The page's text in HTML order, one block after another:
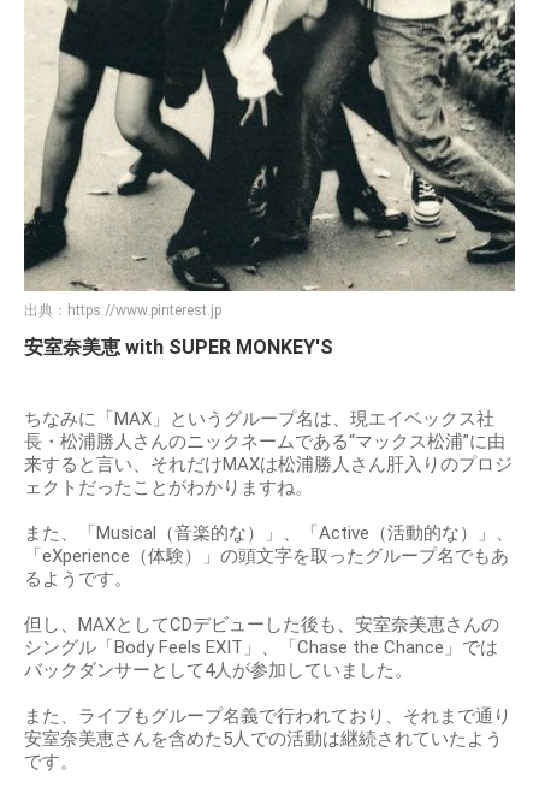
出典： https://www.pinterest.jp
安室奈美恵 with SUPER MONKEY'S
ちなみに「MAX」というグループ名は、現エイベックス社
長・松浦勝人さんのニックネームである“マックス松浦”に由
来すると言い、それだけMAXは松浦勝人さん肝入りのプロジ
ェクトだったことがわかりますね。
また、「Musical（音楽的な）」、「Active（活動的な）」、
「eXperience（体験）」の頭文字を取ったグループ名でもあ
るようです。
但し、MAXとしてCDデビューした後も、安室奈美恵さんの
シングル「Body Feels EXIT」、「Chase the Chance」では
バックダンサーとして4人が参加していました。
また、ライブもグループ名義で行われており、それまで通り
安室奈美恵さんを含めた5人での活動は継続されていたよう
です。